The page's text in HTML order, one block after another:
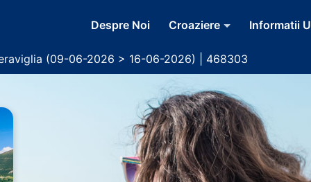
Despre Noi Croaziere Informatii
(09-06-2026 > 16-06-2026) | 468303